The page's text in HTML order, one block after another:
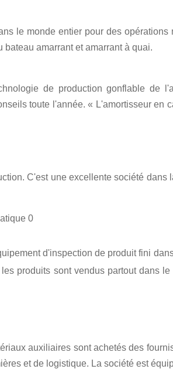
le monde entier pour des opérations
amarrant et amarrant à quai.
de production gonflable de
toute l'année. « L'amortisseur en
C'est une excellente société dans
d'inspection de produit fini
produits sont vendus partout dans
auxiliaires sont achetés des
et de logistique. La société est